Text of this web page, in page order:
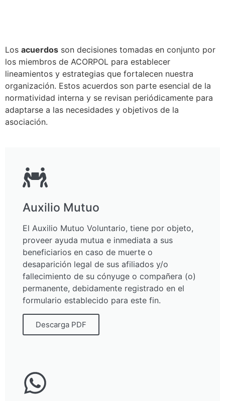
Los acuerdos son decisiones tomadas en conjunto por
los miembros de ACORPOL para establecer
lineamientos y estrategias que fortalecen nuestra
organización. Estos acuerdos son parte esencial de la
normatividad interna y se revisan periódicamente para
adaptarse a las necesidades y objetivos de la
asociación.
Auxilio Mutuo
El Auxilio Mutuo Voluntario, tiene por objeto,
proveer ayuda mutua e inmediata a sus
beneficiarios en caso de muerte o
desaparición legal de sus afiliados y/o
fallecimiento de su cónyuge o compañera (o)
permanente, debidamente registrado en el
formulario establecido para este fin.
Descarga PDF